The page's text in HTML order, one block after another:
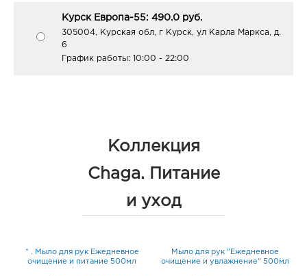
Курск Европа-55: 490.0 руб.
305004, Курская обл, г Курск, ул Карла Маркса, д.
6
График работы: 10:00 - 22:00
Коллекция
Chaga. Питание
и уход
* . Мыло для рук Ежедневное
очищение и питание 500мл
Мыло для рук "Ежедневное
очищение и увлажнение" 500мл